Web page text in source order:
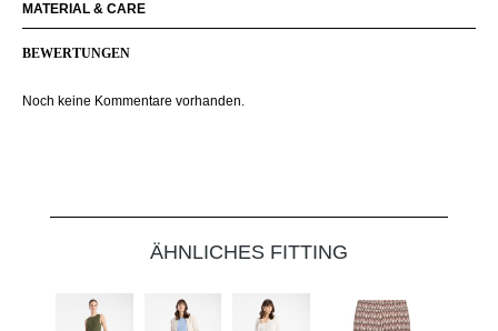
MATERIAL & CARE
BEWERTUNGEN
Noch keine Kommentare vorhanden.
ÄHNLICHES FITTING